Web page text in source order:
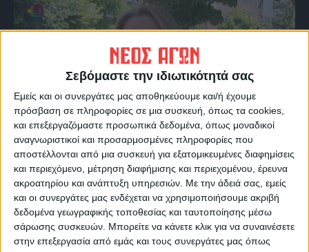
Σεβόμαστε την ιδιωτικότητά σας
Εμείς και οι συνεργάτες μας αποθηκεύουμε και/ή έχουμε
πρόσβαση σε πληροφορίες σε μια συσκευή, όπως τα cookies,
και επεξεργαζόμαστε προσωπικά δεδομένα, όπως μοναδικοί
αναγνωριστικοί και προσαρμοσμένες πληροφορίες που
αποστέλλονται από μια συσκευή για εξατομικευμένες διαφημίσεις
και περιεχόμενο, μέτρηση διαφήμισης και περιεχομένου, έρευνα
ακροατηρίου και ανάπτυξη υπηρεσιών. Με την άδειά σας, εμείς
και οι συνεργάτες μας ενδέχεται να χρησιμοποιήσουμε ακριβή
δεδομένα γεωγραφικής τοποθεσίας και ταυτοποίησης μέσω
σάρωσης συσκευών. Μπορείτε να κάνετε κλικ για να συναινέσετε
στην επεξεργασία από εμάς και τους συνεργάτες μας όπως
VIDEO ΤΗΣ ΘΕΣΣΑΛΙΑΣ
Φοιτητική στέγη